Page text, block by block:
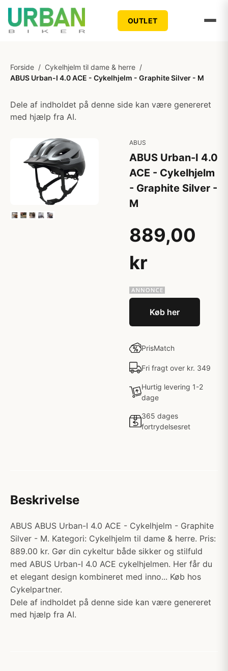
OUTLET
Forside / Cykelhjelm til dame & herre /
ABUS Urban-I 4.0 ACE - Cykelhjelm - Graphite Silver - M
Dele af indholdet på denne side kan være genereret
med hjælp fra AI.
ABUS
ABUS Urban-I 4.0
ACE - Cykelhjelm
- Graphite Silver -
M
889,00
kr
Køb her
PrisMatch
Fri fragt over kr. 349
Hurtig levering 1-2
dage
365 dages
fortrydelsesret
Beskrivelse
ABUS ABUS Urban-I 4.0 ACE - Cykelhjelm - Graphite
Silver - M. Kategori: Cykelhjelm til dame & herre. Pris:
889.00 kr. Gør din cykeltur både sikker og stilfuld
med ABUS Urban-I 4.0 ACE cykelhjelmen. Her får du
et elegant design kombineret med inno... Køb hos
Cykelpartner.
Dele af indholdet på denne side kan være genereret
med hjælp fra AI.